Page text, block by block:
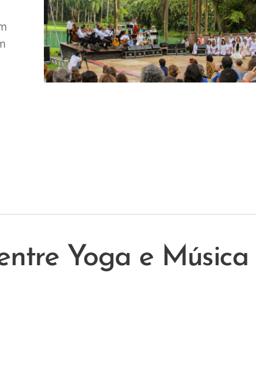
Yoga e Música